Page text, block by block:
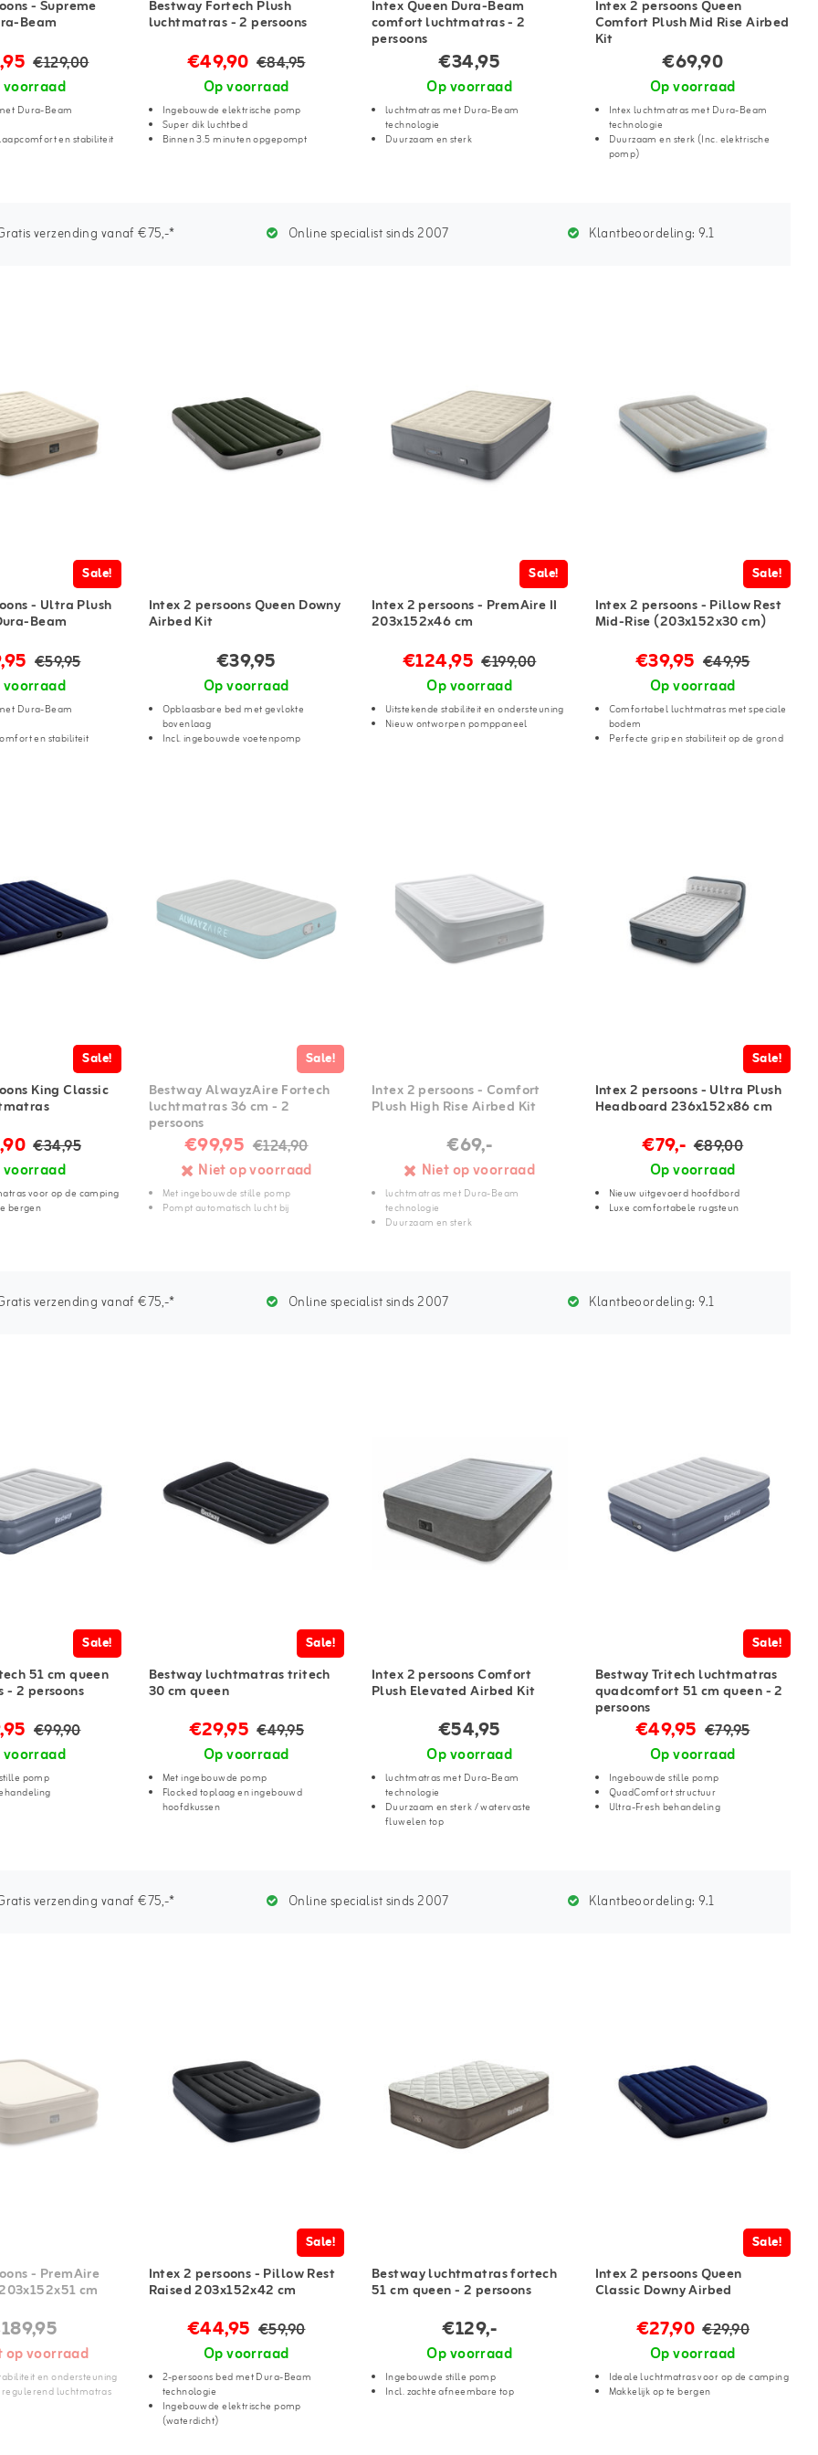
- Supreme
Beam
€129,00
voorraad
Dura-Beam
en stabiliteit
Bestway Fortech Plush
luchtmatras - 2 persoons
€49,90 €84,95
Op voorraad
Ingebouwde elektrische pomp
Super dik luchtbed
Binnen 3.5 minuten opgepompt
Intex Queen Dura-Beam
comfort luchtmatras - 2
persoons
€34,95
Op voorraad
luchtmatras met Dura-Beam
technologie
Duurzaam en sterk
Intex 2 persoons Queen
Comfort Plush Mid Rise Airbed
Kit
€69,90
Op voorraad
Intex luchtmatras met Dura-Beam
technologie
Duurzaam en sterk (Inc. elektrische
pomp)
verzending vanaf €75,-* Online specialist sinds 2007 Klantbeoordeling:9.1
Sale!
- Ultra Plush
Beam
€59,95
voorraad
Dura-Beam
en stabiliteit
Intex 2 persoons Queen Downy
Airbed Kit
€39,95
Op voorraad
Opblaasbare bed met gevlokte
bovenlaag
Incl. ingebouwde voetenpomp
Sale!
Intex 2 persoons - PremAire II
203x152x46 cm
€124,95 €199,00
Op voorraad
Uitstekende stabiliteit en ondersteuning
Nieuw ontworpen pomppaneel
Sale!
Intex 2 persoons - Pillow Rest
Mid-Rise (203x152x30 cm)
€39,95 €49,95
Op voorraad
Comfortabel luchtmatras met speciale
bodem
Perfecte grip en stabiliteit op de grond
Sale!
King Classic
€34,95
voorraad
voor op de camping
bergen
Sale!
Bestway AlwayzAire Fortech
luchtmatras 36 cm - 2
persoons
€99,95 €124,90
Niet op voorraad
Met ingebouwde stille pomp
Pompt automatisch lucht bij
Intex 2 persoons - Comfort
Plush High Rise Airbed Kit
€69,-
Niet op voorraad
luchtmatras met Dura-Beam
technologie
Duurzaam en sterk
Sale!
Intex 2 persoons - Ultra Plush
Headboard 236x152x86 cm
€79,- €89,00
Op voorraad
Nieuw uitgevoerd hoofdbord
Luxe comfortabele rugsteun
verzending vanaf €75,-* Online specialist sinds 2007 Klantbeoordeling:9.1
Sale!
51 cm queen
2 persoons
€99,90
voorraad
pomp
Sale!
Bestway luchtmatras tritech
30 cm queen
€29,95 €49,95
Op voorraad
Met ingebouwde pomp
Flocked toplaag en ingebouwd
hoofdkussen
Intex 2 persoons Comfort
Plush Elevated Airbed Kit
€54,95
Op voorraad
luchtmatras met Dura-Beam
technologie
Duurzaam en sterk / watervaste
fluwelen top
Sale!
Bestway Tritech luchtmatras
quadcomfort 51 cm queen - 2
persoons
€49,95 €79,95
Op voorraad
Ingebouwde stille pomp
QuadComfort structuur
Ultra-Fresh behandeling
verzending vanaf €75,-* Online specialist sinds 2007 Klantbeoordeling:9.1
- PremAire
cm
op voorraad
en ondersteuning
luchtmatras
Sale!
Intex 2 persoons - Pillow Rest
Raised 203x152x42 cm
€44,95 €59,90
Op voorraad
2-persoons bed met Dura-Beam
technologie
Ingebouwde elektrische pomp
(waterdicht)
Bestway luchtmatras fortech
51 cm queen - 2 persoons
€129,-
Op voorraad
Ingebouwde stille pomp
Incl. zachte afneembare top
Sale!
Intex 2 persoons Queen
Classic Downy Airbed
€27,90 €29,90
Op voorraad
Ideale luchtmatras voor op de camping
Makkelijk op te bergen